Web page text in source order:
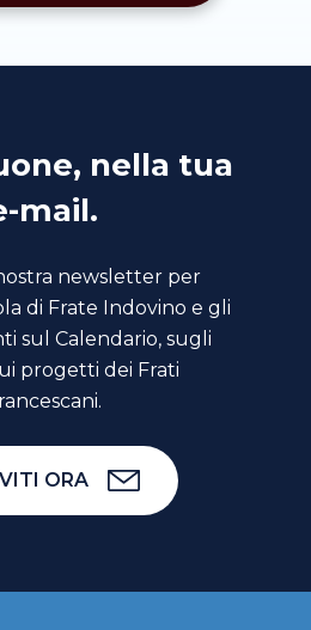
nella tua
mail.
newsletter per
di Frate Indovino e gli
sul Calendario, sugli
progetti dei Frati
ORA